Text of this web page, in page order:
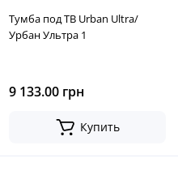
Тумба под ТВ Urban Ultra/
Урбан Ультра 1
9 133.00 грн
Купить